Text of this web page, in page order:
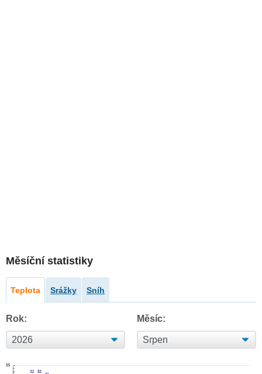
Měsíční statistiky
Teplota Srážky Sníh
Rok: Měsíc: